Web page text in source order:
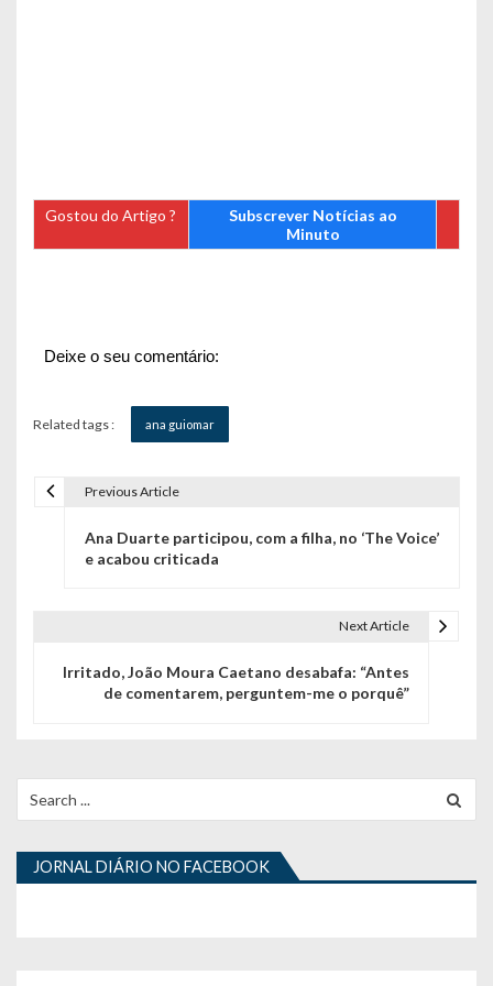
Gostou do Artigo ?
Subscrever Notícias ao
Minuto
Deixe o seu comentário:
Related tags : ana guiomar
ã
o
d
Previous Article
Ana Duarte participou, com a filha, no ‘The Voice’
e acabou criticada
Next Article
Irritado, João Moura Caetano desabafa: “Antes
de comentarem, perguntem-me o porquê”
for:
JORNAL DIÁRIO NO FACEBOOK